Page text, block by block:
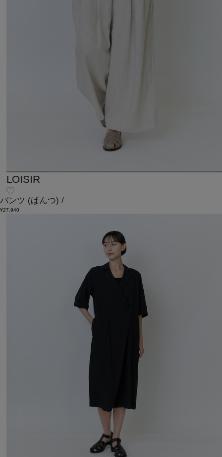
LOISIR
パンツ (ぱんつ) /
¥27,940